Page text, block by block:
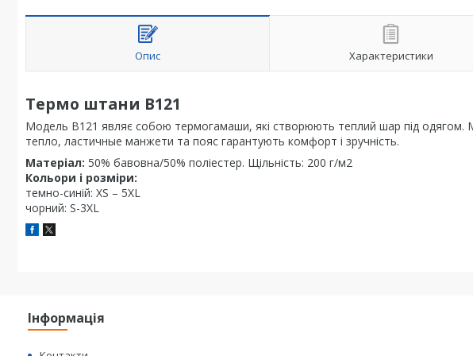
Опис Характеристики
Термо штани B121
Модель B121 являє собою термогамаши, які створюють теплий шар під одягом.
тепло, ластичные манжети та пояс гарантують комфорт і зручність.
Матеріал: 50% бавовна/50% поліестер. Щільність: 200 г/м2
Кольори і розміри:
темно-синій: XS – 5XL
чорний: S-3XL
Інформація